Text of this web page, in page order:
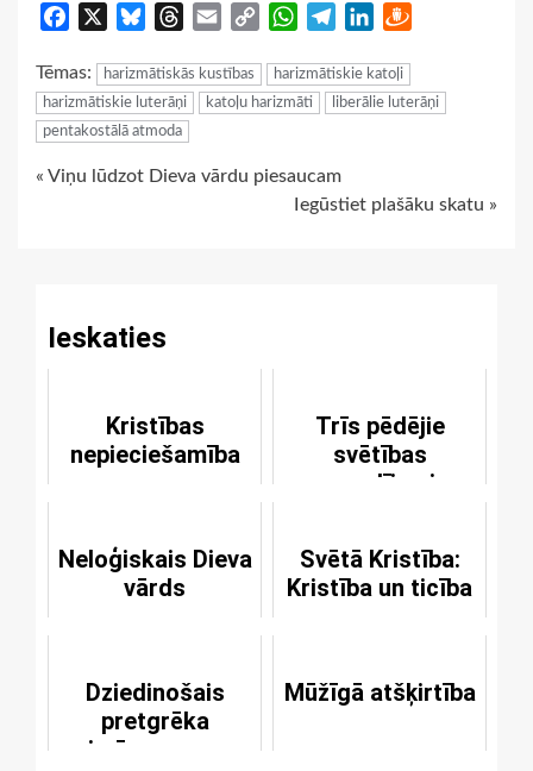
Facebook BlueskyThreads
Email
Copy
WhatsApp
TelegramLinkedIn
Tēmas: harizmātiskās kustības
harizmātiskie katoļi
harizmātiskie luterāņi
katoļu harizmāti
liberālie luterāņi
pentakostālā atmoda
Continue
« Viņu lūdzot Dieva vārdu piesaucam
Iegūstiet plašāku skatu »
Ieskaties
Kristības
nepieciešamība
Trīs pēdējie
svētības
apsolījumi
Neloģiskais Dieva
vārds
Svētā Kristība:
Kristība un ticība
Dziedinošais
pretgrēka
imūnserums
Mūžīgā atšķirtība